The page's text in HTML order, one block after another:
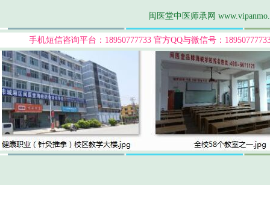
闽医堂中医师承网
手机短信咨询平台：18950777733 官方QQ与微信号：